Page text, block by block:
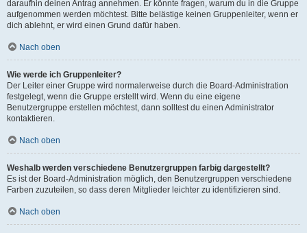
daraufhin deinen Antrag annehmen. Er könnte fragen, warum du in die Gruppe
aufgenommen werden möchtest. Bitte belästige keinen Gruppenleiter, wenn er
dich ablehnt, er wird einen Grund dafür haben.
Nach oben
Wie werde ich Gruppenleiter?
Der Leiter einer Gruppe wird normalerweise durch die Board-Administration
festgelegt, wenn die Gruppe erstellt wird. Wenn du eine eigene
Benutzergruppe erstellen möchtest, dann solltest du einen Administrator
kontaktieren.
Nach oben
Weshalb werden verschiedene Benutzergruppen farbig dargestellt?
Es ist der Board-Administration möglich, den Benutzergruppen verschiedene
Farben zuzuteilen, so dass deren Mitglieder leichter zu identifizieren sind.
Nach oben